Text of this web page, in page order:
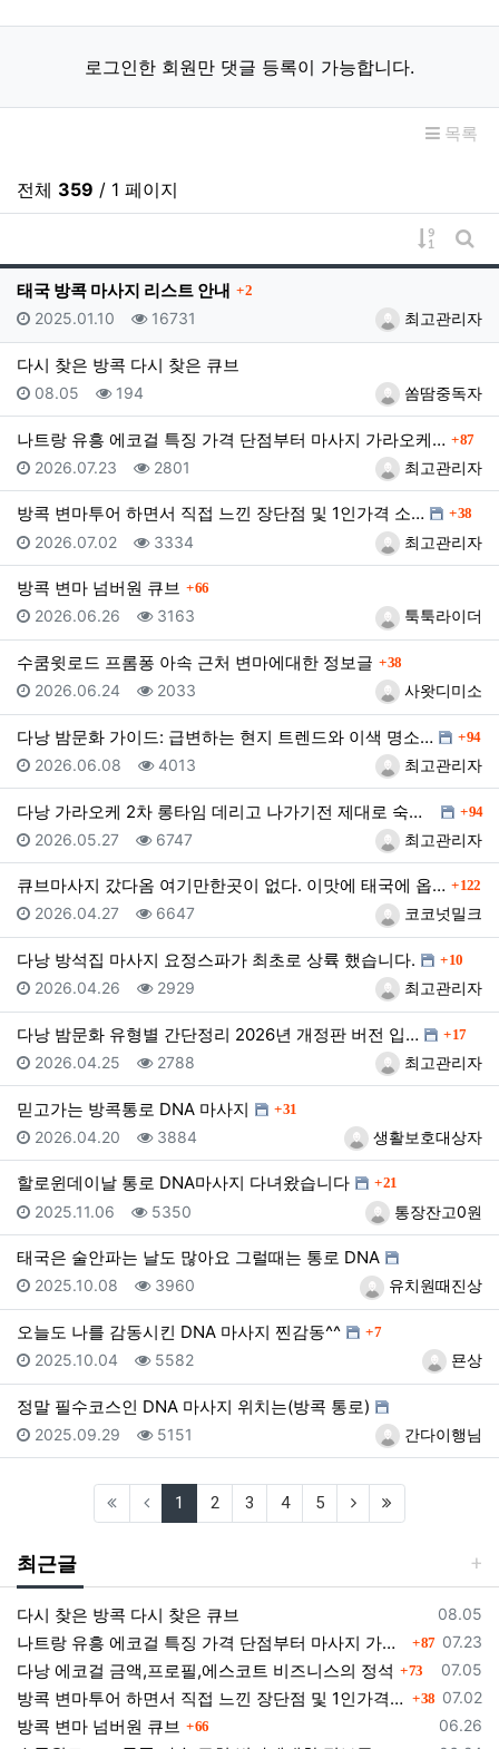
로그인한 회원만 댓글 등록이 가능합니다.
목록
전체 359 / 1 페이지
게시물
게
태국 방콕 마사지 리스트 안내 댓글
2
등록자최고관리자
등록일
2025.01.10 조회
16731
다시 찾은 방콕 다시 찾은 큐브
등록자쏨땀중독자
등록일
08.05 조회
194
나트랑 유흥 에코걸 특징 가격 단점부터 마사지 가라오케… 댓글
87
등록자최고관리자
등록일
2026.07.23 조회
2801
방콕 변마투어 하면서 직접 느낀 장단점 및 1인가격 소… 댓글
38
등록자최고관리자
등록일
2026.07.02 조회
3334
방콕 변마 넘버원 큐브 댓글
66
등록자툭툭라이더
등록일
2026.06.26 조회
3163
수쿰윗로드 프롬퐁 아속 근처 변마에대한 정보글 댓글
38
등록자사왓디미소
등록일
2026.06.24 조회
2033
다낭 밤문화 가이드: 급변하는 현지 트렌드와 이색 명소… 댓글
94
등록자최고관리자
등록일
2026.06.08 조회
4013
다낭 가라오케 2차 롱타임 데리고 나가기전 제대로 숙지… 댓글
94
등록자최고관리자
등록일
2026.05.27 조회
6747
큐브마사지 갔다옴 여기만한곳이 없다. 이맛에 태국에 옵… 댓글
122
등록자코코넛밀크
등록일
2026.04.27 조회
6647
다낭 방석집 마사지 요정스파가 최초로 상륙 했습니다. 댓글
10
등록자최고관리자
등록일
2026.04.26 조회
2929
다낭 밤문화 유형별 간단정리 2026년 개정판 버전 입… 댓글
17
등록자최고관리자
등록일
2026.04.25 조회
2788
믿고가는 방콕통로 DNA 마사지 댓글
31
등록자생활보호대상자
등록일
2026.04.20 조회
3884
할로윈데이날 통로 DNA마사지 다녀왔습니다 댓글
21
등록자통장잔고0원
등록일
2025.11.06 조회
5350
태국은 술안파는 날도 많아요 그럴때는 통로 DNA
등록자유치원때진상
등록일
2025.10.08 조회
3960
오늘도 나를 감동시킨 DNA 마사지 찐감동^^ 댓글
7
등록자묜상
등록일
2025.10.04 조회
5582
정말 필수코스인 DNA 마사지 위치는(방콕 통로)
등록자간다이행님
등록일
2025.09.29 조회
5151
1 (current)
2 3 4 5 (next)
최근글
등록일
08.05
다시 찾은 방콕 다시 찾은 큐브
등록일
07.23
나트랑 유흥 에코걸 특징 가격 단점부터 마사지 가라오케 알아보기 댓글
87
등록일
07.05
다낭 에코걸 금액,프로필,에스코트 비즈니스의 정석 댓글
73
등록일
07.02
방콕 변마투어 하면서 직접 느낀 장단점 및 1인가격 소개 댓글
38
등록일
06.26
방콕 변마 넘버원 큐브 댓글
66